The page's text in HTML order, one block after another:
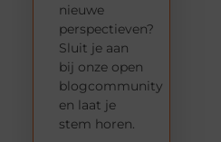
nieuwe
perspectieven?
Sluit je aan
bij onze open
blogcommunity
en laat je
stem horen.